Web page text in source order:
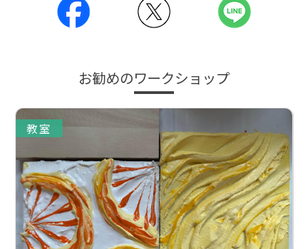
お勧めのワークショップ
教室